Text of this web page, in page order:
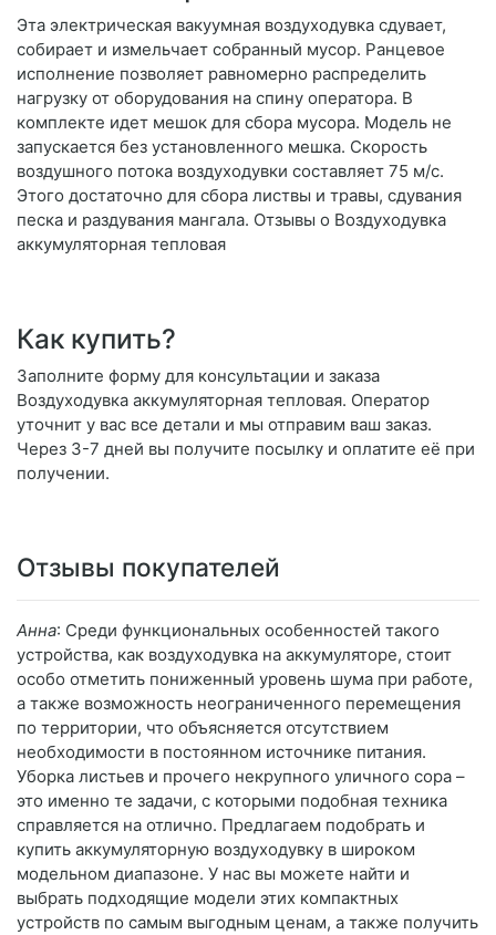
Эта электрическая вакуумная воздуходувка сдувает,
собирает и измельчает собранный мусор. Ранцевое
исполнение позволяет равномерно распределить
нагрузку от оборудования на спину оператора. В
комплекте идет мешок для сбора мусора. Модель не
запускается без установленного мешка. Скорость
воздушного потока воздуходувки составляет 75 м/с.
Этого достаточно для сбора листвы и травы, сдувания
песка и раздувания мангала. Отзывы о Воздуходувка
аккумуляторная тепловая
Как купить?
Заполните форму для консультации и заказа
Воздуходувка аккумуляторная тепловая. Оператор
уточнит у вас все детали и мы отправим ваш заказ.
Через 3-7 дней вы получите посылку и оплатите её при
получении.
Отзывы покупателей
Анна: Среди функциональных особенностей такого
устройства, как воздуходувка на аккумуляторе, стоит
особо отметить пониженный уровень шума при работе,
а также возможность неограниченного перемещения
по территории, что объясняется отсутствием
необходимости в постоянном источнике питания.
Уборка листьев и прочего некрупного уличного сора –
это именно те задачи, с которыми подобная техника
справляется на отлично. Предлагаем подобрать и
купить аккумуляторную воздуходувку в широком
модельном диапазоне. У нас вы можете найти и
выбрать подходящие модели этих компактных
устройств по самым выгодным ценам, а также получить